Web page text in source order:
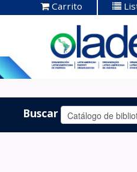
-
Carrito
Buscar